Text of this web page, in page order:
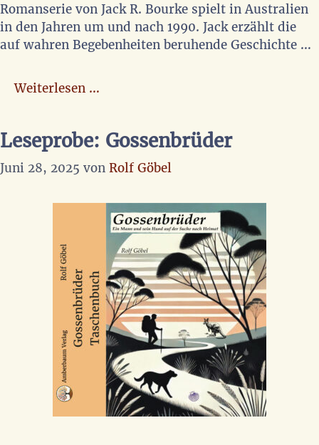
Romanserie von Jack R. Bourke spielt in Australien
in den Jahren um und nach 1990. Jack erzählt die
auf wahren Begebenheiten beruhende Geschichte …
Weiterlesen …
Leseprobe: Gossenbrüder
Juni 28, 2025 von Rolf Göbel